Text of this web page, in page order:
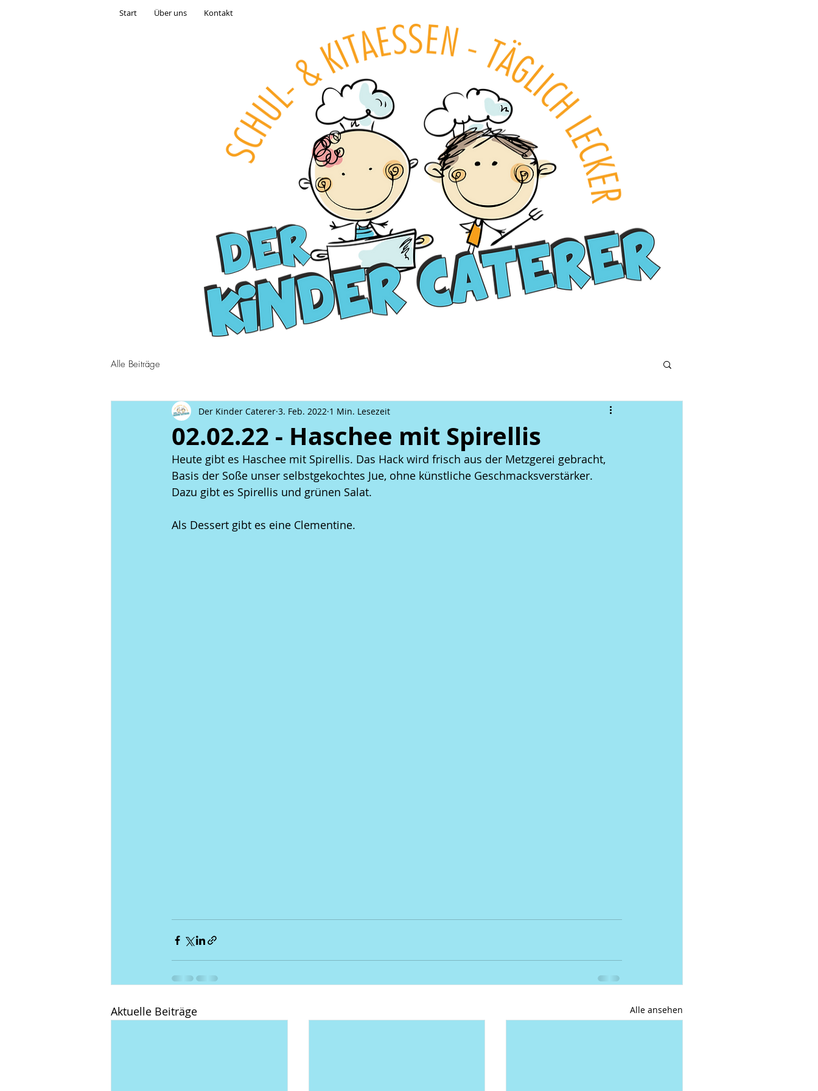
Start Über uns Kontakt
Alle Beiträge
02.02.22 - Haschee mit Spirellis
Der Kinder Caterer 3. Feb. 2022 1 Min. Lesezeit
Heute gibt es Haschee mit Spirellis. Das Hack wird frisch aus der Metzgerei gebracht,
Basis der Soße unser selbstgekochtes Jue, ohne künstliche Geschmacksverstärker.
Dazu gibt es Spirellis und grünen Salat.
Als Dessert gibt es eine Clementine.
Aktuelle Beiträge Alle ansehen